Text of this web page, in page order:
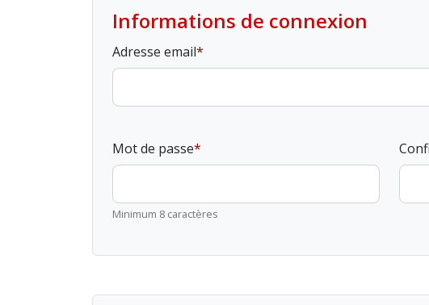
Informations de connexion
Adresse email
Mot de passe
Minimum 8 caractères